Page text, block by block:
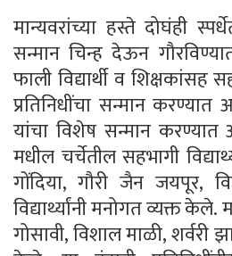
मान्यवरांच्या हस्ते दोघंही
सन्मान चिन्ह देऊन
फाली विद्यार्थी व शिक्षकांसह
प्रतिनिधींचा सन्मान करण्यात
यांचा विशेष सन्मान
मधील चर्चेतील सहभागी
गोंदिया, गौरी जैन जयपूर,
विद्यार्थ्यांनी मनोगत व्यक्त केले.
गोसावी, विशाल माळी, शर्वरी